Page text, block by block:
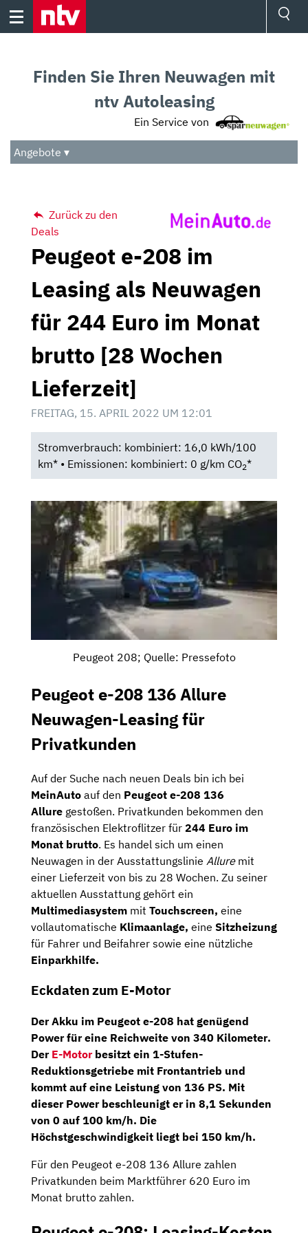
Skip
Audio
Das Beste
Finden Sie Ihren Neuwagen mit
ntv Autoleasing
Ein Service von
Angebote ▾
Zurück zu den
Deals
Peugeot e-208 im
Leasing als Neuwagen
für 244 Euro im Monat
brutto [28 Wochen
Lieferzeit]
FREITAG, 15. APRIL 2022 UM 12:01
Stromverbrauch: kombiniert: 16,0 kWh/100
km* • Emissionen: kombiniert: 0 g/km CO2*
Peugeot 208; Quelle: Pressefoto
Peugeot e-208 136 Allure
Neuwagen-Leasing für
Privatkunden
Auf der Suche nach neuen Deals bin ich bei
MeinAuto auf den Peugeot e-208 136
Allure gestoßen. Privatkunden bekommen den
französischen Elektroflitzer für 244 Euro im
Monat brutto. Es handel sich um einen
Neuwagen in der Ausstattungslinie Alluremit
einer Lieferzeit von bis zu 28 Wochen. Zu seiner
aktuellen Ausstattung gehört ein
Multimediasystem mit Touchscreen, eine
vollautomatische Klimaanlage, eine Sitzheizung
für Fahrer und Beifahrer sowie eine nützliche
Einparkhilfe.
Eckdaten zum E-Motor
Der Akku im Peugeot e-208 hat genügend
Power für eine Reichweite von 340 Kilometer.
Der E-Motorbesitzt ein 1-Stufen-
Reduktionsgetriebe mit Frontantrieb und
kommt auf eine Leistung von 136 PS. Mit
dieser Power beschleunigt er in 8,1 Sekunden
von 0 auf 100 km/h. Die
Höchstgeschwindigkeit liegt bei 150 km/h.
Für den Peugeot e-208 136 Allure zahlen
Privatkunden beim Marktführer 620 Euro im
Monat brutto zahlen.